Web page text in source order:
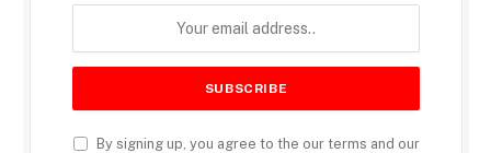
By signing up, you agree to the our terms and our